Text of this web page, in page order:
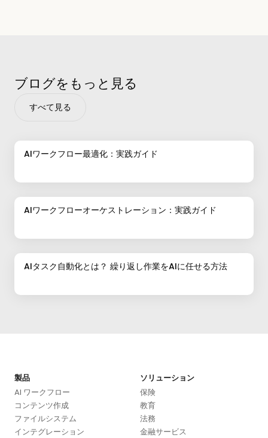
ブログをもっと見る
すべて見る
AIワークフロー最適化：実践ガイド
AIワークフローオーケストレーション：実践ガイド
AIタスク自動化とは？ 繰り返し作業をAIに任せる方法
製品
AI ワークフロー
コンテンツ作成
ファイルシステム
インテグレーション
ソリューション
保険
教育
法務
金融サービス